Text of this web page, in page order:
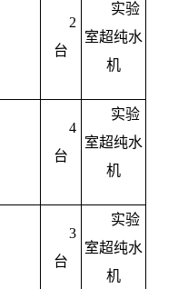
2
台
实验
室超纯水
机
4
台
实验
室超纯水
机
3
台
实验
室超纯水
机